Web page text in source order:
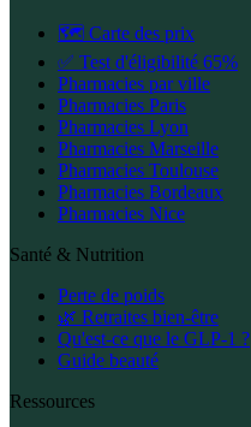
🗺️ Carte des prix
✅ Test d'éligibilité 65%
Pharmacies par ville
Pharmacies Paris
Pharmacies Lyon
Pharmacies Marseille
Pharmacies Toulouse
Pharmacies Bordeaux
Pharmacies Nice
Santé & Nutrition
Perte de poids
🌿 Retraites bien-être
Qu'est-ce que le GLP-1 ?
Guide beauté
Ressources